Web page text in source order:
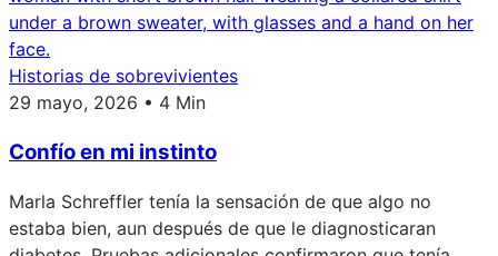
Historias de sobrevivientes
29 mayo, 2026 • 4 Min
Confío en mi instinto
Marla Schreffler tenía la sensación de que algo no
estaba bien, aun después de que le diagnosticaran